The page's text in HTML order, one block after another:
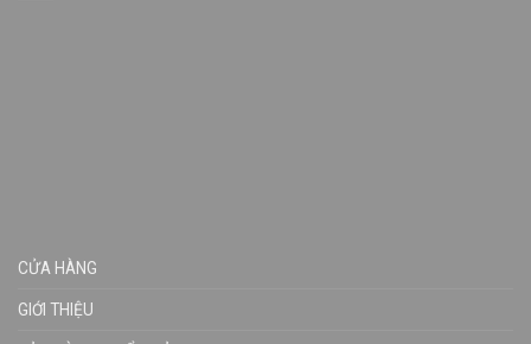
CỬA HÀNG
GIỚI THIỆU